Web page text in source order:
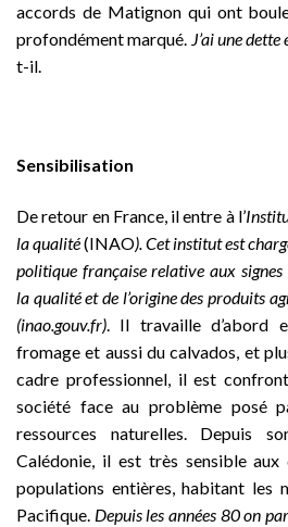
accords de Matignon qui ont
profondément marqué. J’ai une
t-il.
Sensibilisation
De retour en France, il entre à l’
la qualité(INAO). Cet institut est
politique française relative aux
la qualité et de l’origine des produits
(inao.gouv.fr). Il travaille d’abord
fromage et aussi du calvados, et
cadre professionnel, il est
société face au problème posé
ressources naturelles. Depuis
Calédonie, il est très sensible aux
populations entières, habitant les
Pacifique. Depuis les années 80 on